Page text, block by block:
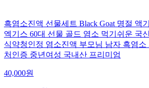
흑염소진액 선물세트 Black Goat 명절 액
엑기스 60대 선물 골드 염소 먹기쉬운 국
식약청인정 염소진액 부모님 남자 흑염
처인증 중년여성 국내산 프리미엄
40,000원